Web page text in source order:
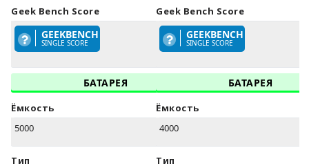
Geek Bench Score
GEEKBENCH
SINGLE SCORE
БАТАРЕЯ
Ёмкость
5000
Тип
Geek Bench Score
GEEKBENCH
SINGLE SCORE
БАТАРЕЯ
Ёмкость
4000
Тип